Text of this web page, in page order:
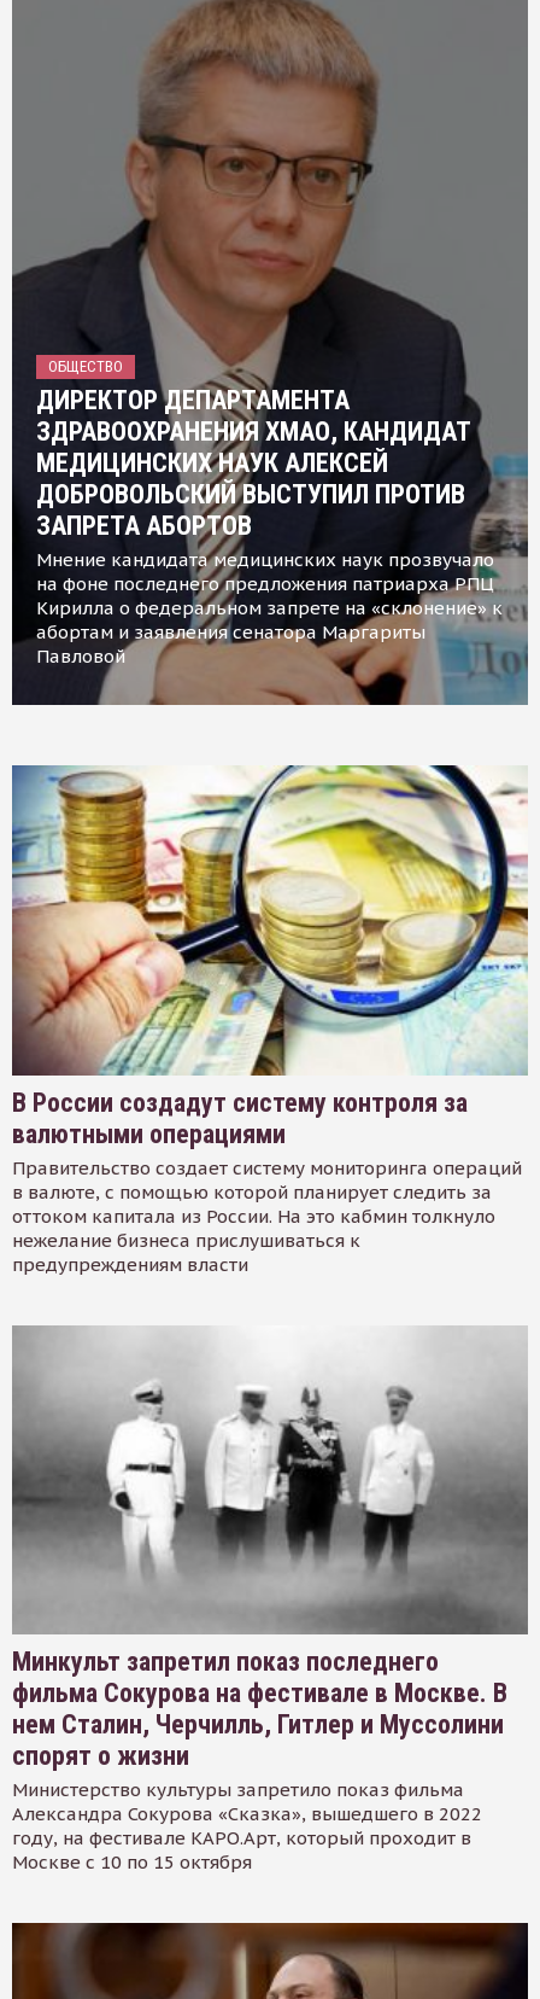
ОБЩЕСТВО
ДИРЕКТОР ДЕПАРТАМЕНТА
ЗДРАВООХРАНЕНИЯ ХМАО, КАНДИДАТ
МЕДИЦИНСКИХ НАУК АЛЕКСЕЙ
ДОБРОВОЛЬСКИЙ ВЫСТУПИЛ ПРОТИВ
ЗАПРЕТА АБОРТОВ
Мнение кандидата медицинских наук прозвучало
на фоне последнего предложения патриарха РПЦ
Кирилла о федеральном запрете на «склонение» к
абортам и заявления сенатора Маргариты
Павловой
В России создадут систему контроля за
валютными операциями
Правительство создает систему мониторинга операций
в валюте, с помощью которой планирует следить за
оттоком капитала из России. На это кабмин толкнуло
нежелание бизнеса прислушиваться к
предупреждениям власти
Минкульт запретил показ последнего
фильма Сокурова на фестивале в Москве. В
нем Сталин, Черчилль, Гитлер и Муссолини
спорят о жизни
Министерство культуры запретило показ фильма
Александра Сокурова «Сказка», вышедшего в 2022
году, на фестивале КАРО.Арт, который проходит в
Москве с 10 по 15 октября